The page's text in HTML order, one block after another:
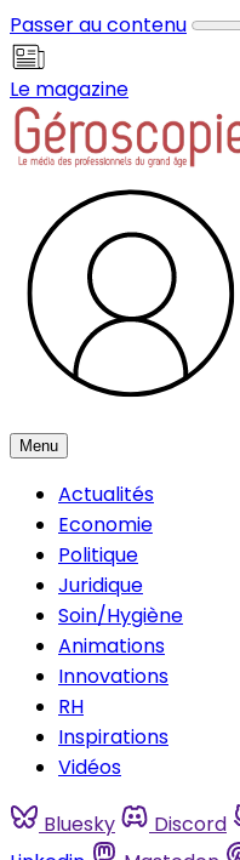
Passer au contenu
Le magazine
Menu
Actualités
Economie
Politique
Juridique
Soin/Hygiène
Animations
Innovations
RH
Inspirations
Vidéos
Bluesky Discord
Panneau de gestion des